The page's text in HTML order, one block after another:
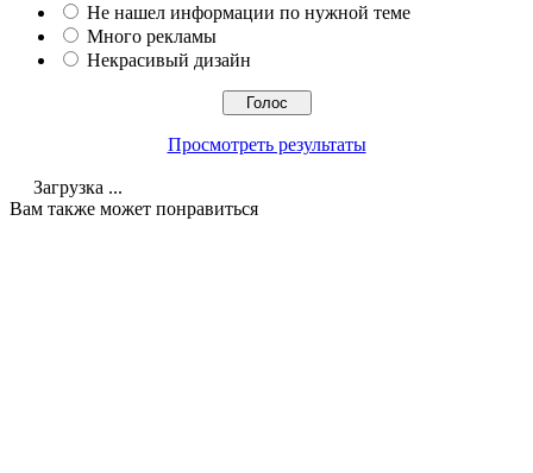
Не нашел информации по нужной теме
Много рекламы
Некрасивый дизайн
Просмотреть результаты
Загрузка ...
Вам также может понравиться